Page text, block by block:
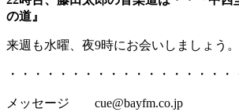
の道』
来週も水曜、夜9時にお会いしましょう。
・・・・・・・・・・・・・・・・・・
メッセージ cue@bayfm.co.jp